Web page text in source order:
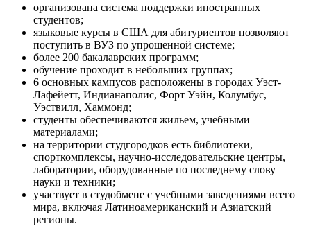
организована система поддержки иностранных
студентов;
языковые курсы в США для абитуриентов позволяют
поступить в ВУЗ по упрощенной системе;
более 200 бакалаврских программ;
обучение проходит в небольших группах;
6 основных кампусов расположены в городах Уэст-
Лафейетт, Индианаполис, Форт Уэйн, Колумбус,
Уэствилл, Хаммонд;
студенты обеспечиваются жильем, учебными
материалами;
на территории студгородков есть библиотеки,
спорткомплексы, научно-исследовательские центры,
лаборатории, оборудованные по последнему слову
науки и техники;
участвует в студобмене с учебными заведениями всего
мира, включая Латиноамериканский и Азиатский
регионы.